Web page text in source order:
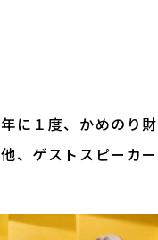
年に１度、かめのり
他、ゲストスピーカ